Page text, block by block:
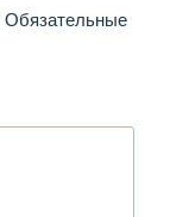
Обязательные